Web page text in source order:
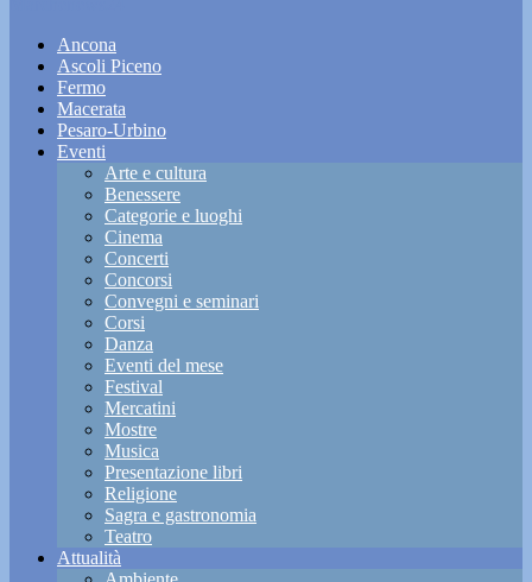
Ancona
Ascoli Piceno
Fermo
Macerata
Pesaro-Urbino
Eventi
Arte e cultura
Benessere
Categorie e luoghi
Cinema
Concerti
Concorsi
Convegni e seminari
Corsi
Danza
Eventi del mese
Festival
Mercatini
Mostre
Musica
Presentazione libri
Religione
Sagra e gastronomia
Teatro
Attualità